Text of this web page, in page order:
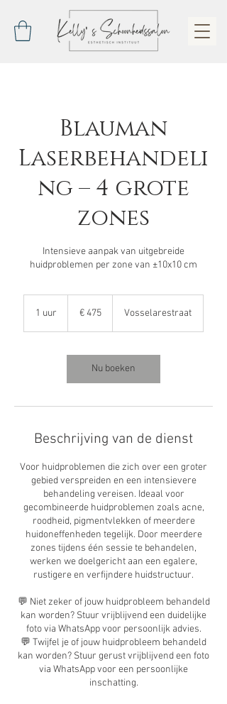
Blauman
Laserbehandeli
ng – 4 grote
zones
Intensieve aanpak van uitgebreide
huidproblemen per zone van ±10x10 cm
1 uur € 475 Vosselarestraat
Nu boeken
Beschrijving van de dienst
Voor huidproblemen die zich over een groter
gebied verspreiden en een intensievere
behandeling vereisen. Ideaal voor
gecombineerde huidproblemen zoals acne,
roodheid, pigmentvlekken of meerdere
huidoneffenheden tegelijk. Door meerdere
zones tijdens één sessie te behandelen,
werken we doelgericht aan een egalere,
rustigere en verfijndere huidstructuur.
💬 Niet zeker of jouw huidprobleem behandeld
kan worden? Stuur vrijblijvend een duidelijke
foto via WhatsApp voor persoonlijk advies.
💬 Twijfel je of jouw huidprobleem behandeld
kan worden? Stuur gerust vrijblijvend een foto
via WhatsApp voor een persoonlijke
inschatting.